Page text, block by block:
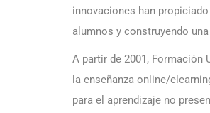
innovaciones han
alumnos y construyendo
A partir de 2001,
la enseñanza online/
para el aprendizaje no